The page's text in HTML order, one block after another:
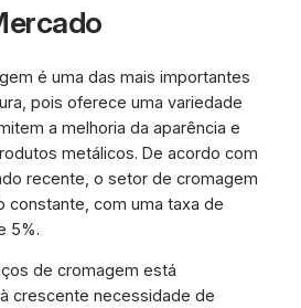
é uma das mais importantes
pois oferece uma variedade
a melhoria da aparência e
metálicos. De acordo com
recente, o setor de cromagem
constante, com uma taxa de
5%.
de cromagem está
crescente necessidade de